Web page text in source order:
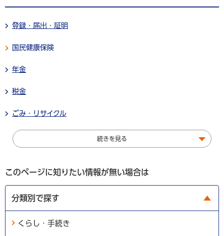
登録・届出・証明
国民健康保険
年金
税金
ごみ・リサイクル
続きを見る
このページに知りたい情報が無い場合は
分類別で探す
くらし・手続き